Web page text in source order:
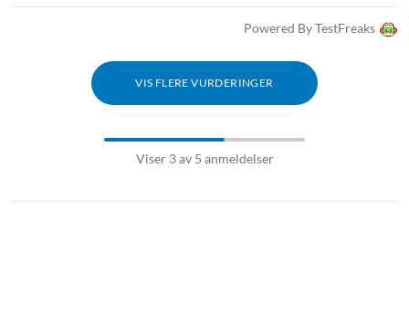
Powered By TestFreaks
VIS FLERE VURDERINGER
Viser 3 av 5 anmeldelser